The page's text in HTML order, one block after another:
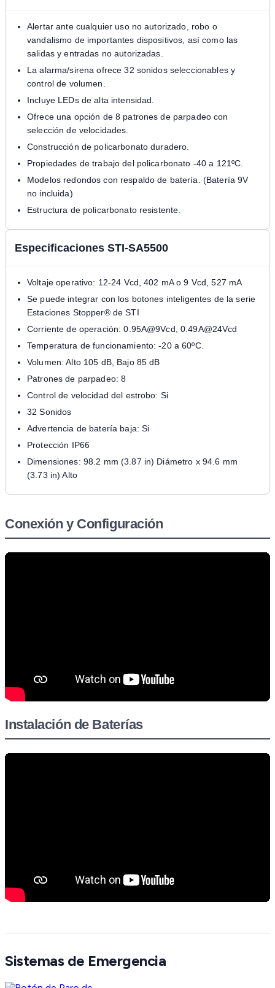
Alertar ante cualquier uso no autorizado, robo o
vandalismo de importantes dispositivos, así como las
salidas y entradas no autorizadas.
La alarma/sirena ofrece 32 sonidos seleccionables y
control de volumen.
Incluye LEDs de alta intensidad.
Ofrece una opción de 8 patrones de parpadeo con
selección de velocidades.
Construcción de policarbonato duradero.
Propiedades de trabajo del policarbonato -40 a 121ºC.
Modelos redondos con respaldo de batería. (Batería 9V
no incluida)
Estructura de policarbonato resistente.
Especificaciones STI-SA5500
Voltaje operativo: 12-24 Vcd, 402 mA o 9 Vcd, 527 mA
Se puede integrar con los botones inteligentes de la serie
Estaciones Stopper® de STI
Corriente de operación: 0.95A@9Vcd, 0.49A@24Vcd
Temperatura de funcionamiento: -20 a 60ºC.
Volumen: Alto 105 dB, Bajo 85 dB
Patrones de parpadeo: 8
Control de velocidad del estrobo: Si
32 Sonidos
Advertencia de batería baja: Si
Protección IP66
Dimensiones: 98.2 mm (3.87 in) Diámetro x 94.6 mm
(3.73 in) Alto
Conexión y Configuración
Instalación de Baterías
Sistemas de Emergencia